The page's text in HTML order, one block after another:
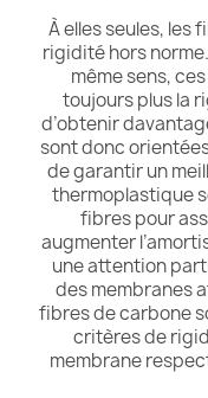
À elles seules, les
rigidité hors
même sens,
toujours plus la
d’obtenir
sont donc
de garantir un
thermoplastique
fibres pour
augmenter
une attention
des membranes
fibres de carbone
critères de
membrane